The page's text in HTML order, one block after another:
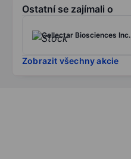
Ostatní se zajímali o
Cellectar Biosciences Inc.
Zobrazit všechny akcie